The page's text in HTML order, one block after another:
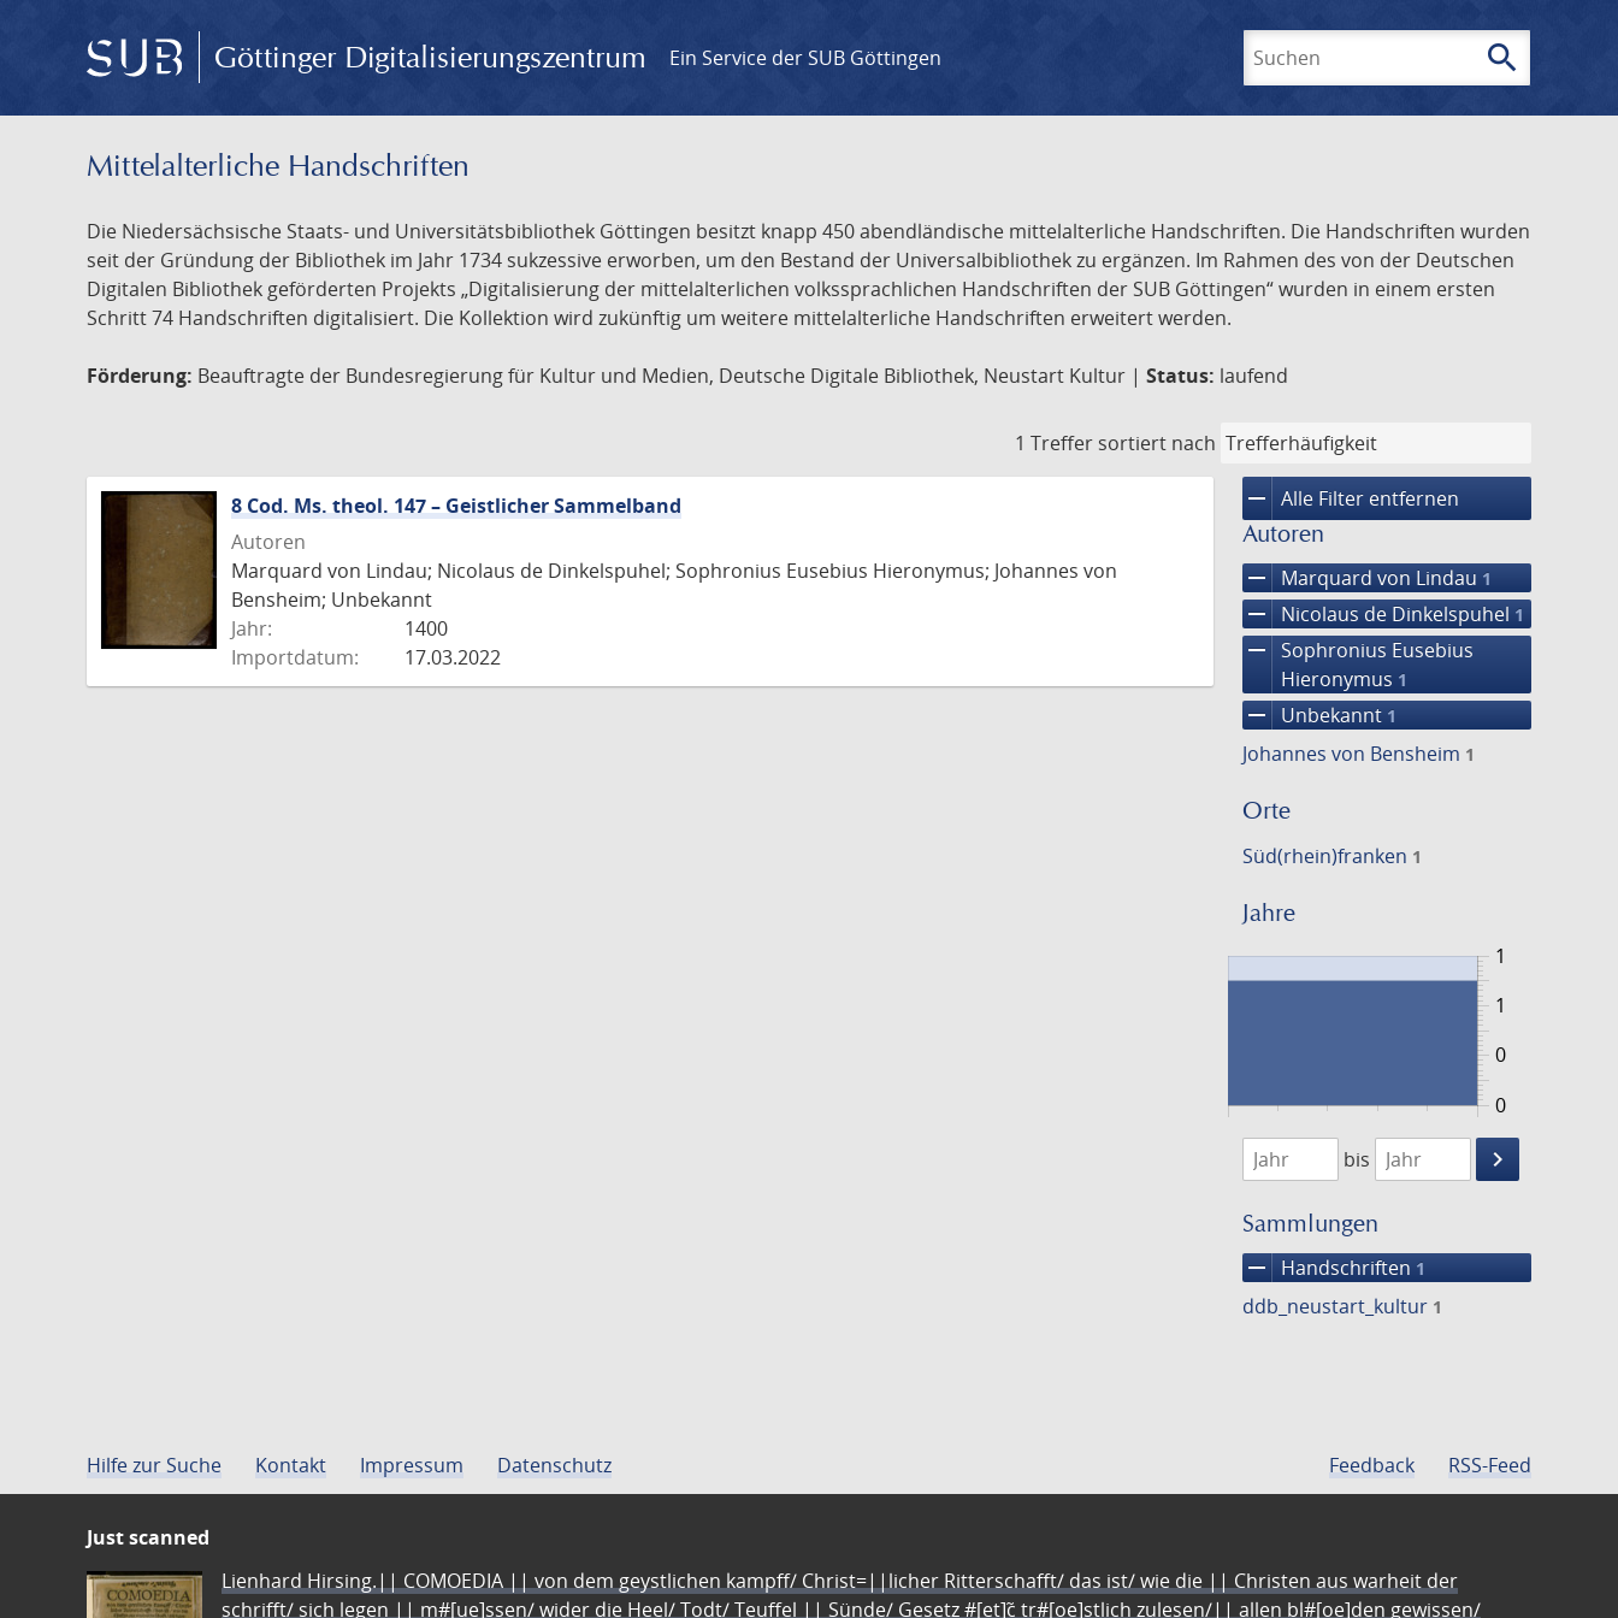
Göttinger Digitalisierungszentrum Ein Service der SUB Göttingen search
Mittelalterliche Handschriften
Die Niedersächsische Staats- und Universitätsbibliothek Göttingen besitzt knapp 450 abendländische mittelalterliche Handschriften. Die Handschriften wurden
seit der Gründung der Bibliothek im Jahr 1734 sukzessive erworben, um den Bestand der Universalbibliothek zu ergänzen. Im Rahmen des von der Deutschen
Digitalen Bibliothek geförderten Projekts „Digitalisierung der mittelalterlichen volkssprachlichen Handschriften der SUB Göttingen“ wurden in einem ersten
Schritt 74 Handschriften digitalisiert. Die Kollektion wird zukünftig um weitere mittelalterliche Handschriften erweitert werden.
Förderung: Beauftragte der Bundesregierung für Kultur und Medien, Deutsche Digitale Bibliothek, Neustart Kultur | Status: laufend
1 Treffer sortiert nach
remove Alle Filter entfernen
Autoren
remove Marquard von Lindau 1
remove Nicolaus de Dinkelspuhel 1
remove
Sophronius Eusebius
Hieronymus 1
remove Unbekannt 1
Johannes von Bensheim 1
Orte
Süd(rhein)franken 1
Jahre
0
1
0
1
1400
1401
bis
keyboard_arrow_right
Suche
Sammlungen
remove Handschriften 1
ddb_neustart_kultur 1
8 Cod. Ms. theol. 147 – Geistlicher Sammelband
Autoren
Marquard von Lindau; Nicolaus de Dinkelspuhel; Sophronius Eusebius Hieronymus; Johannes von
Bensheim; Unbekannt
Jahr:
1400
Importdatum:
17.03.2022
Hilfe zur Suche Kontakt Impressum Datenschutz Feedback RSS-Feed
Just scanned
Lienhard Hirsing.|| COMOEDIA || von dem geystlichen kampff/ Christ=||licher Ritterschafft/ das ist/ wie die || Christen aus warheit der
schrifft/ sich legen || m#[ue]ssen/ wider die Heel/ Todt/ Teuffel || Sünde/ Gesetz #[et]c̃ tr#[oe]stlich zulesen/|| allen bl#[oe]den gewissen/